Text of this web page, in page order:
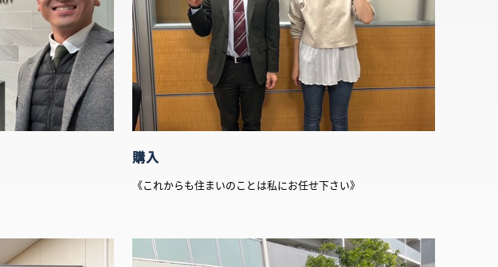
購入
《これからも住まいのことは私にお任せ下さい》